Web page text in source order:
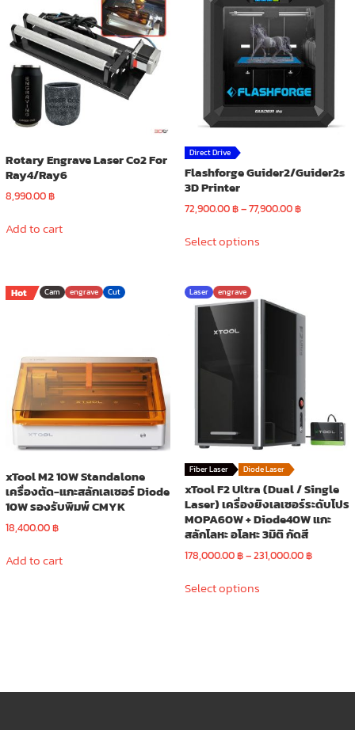
Rotary Engrave Laser Co2 For
Ray4/Ray6
8,990.00฿
Add to cart
Direct Drive
Flashforge Guider2/Guider2s
3D Printer
72,900.00฿–77,900.00฿Price
Select optionsproduct
variants.
options
the
product
page
Hot Cam engrave Cut
xTool M2 10W Standalone
เครื่องตัด-แกะสลักเลเซอร์ Diode
10W รองรับพิมพ์ CMYK
18,400.00฿
Add to cart
Laser engrave
Fiber Laser Diode Laser
xTool F2 Ultra (Dual / Single
Laser) เครื่องยิงเลเซอร์ระดับโปร
MOPA60W + Diode40W แกะ
สลักโลหะ อโลหะ 3มิติ กัดสี
178,000.00฿–231,000.00฿Price
Select optionsproduct
may